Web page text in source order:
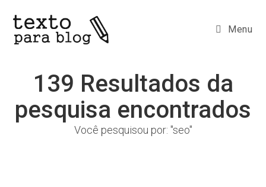
para
conteúdo
Menu
139 Resultados da
pesquisa encontrados
Você pesquisou por: "seo"